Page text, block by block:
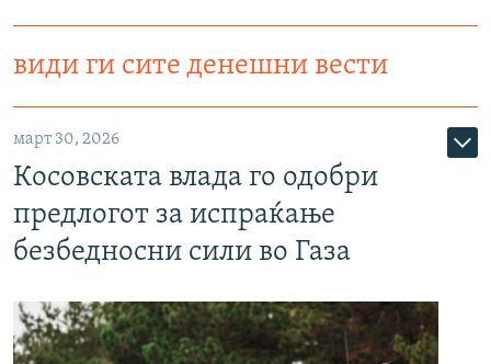
види ги сите денешни вести
март 30, 2026
Косовската влада го одобри
предлогот за испраќање
безбедносни сили во Газа